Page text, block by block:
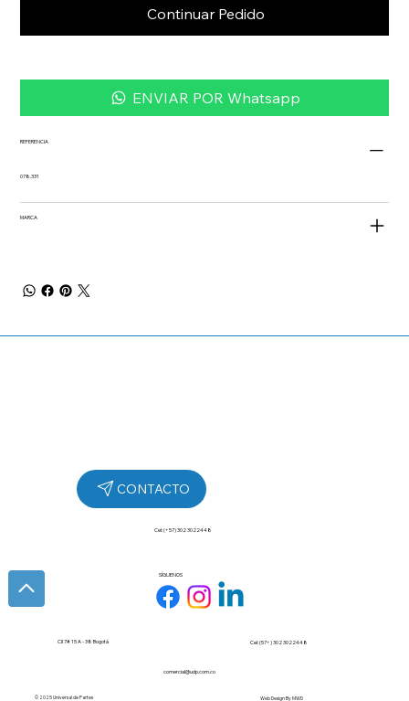
Continuar Pedido
ENVIAR POR Whatsapp
REFERENCIA
078.331
MARCA
SÍGUENOS
Cel: (+57) 302 3022448
Cll 7# 15 A - 38 Bogotá Cel: (57+) 302 3022448
© 2025 Universal de Partes Web Design ByMWD
comercial@udp.com.co